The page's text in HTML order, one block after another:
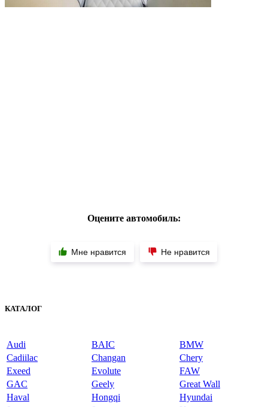
Оцените автомобиль:
Мне нравится Не нравится
КАТАЛОГ
Audi BAIC
BMW
Cadiilac
Changan
Chery
Exeed
Evolute
FAW
GAC
Geely
Great Wall
Haval
Hongqi
Hyundai